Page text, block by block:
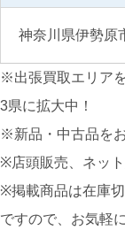
神奈川県伊勢原
※出張買取エリア
3県に拡大中！
※新品・中古品を
※店頭販売、ネッ
※掲載商品は在庫
ですので、お気軽